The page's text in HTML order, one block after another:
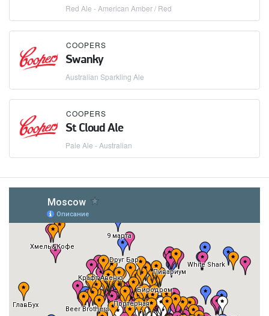
Red Ale - American Amber / Red
COOPERS
Swanky
Australian Sparkling Ale
COOPERS
St Cloud Ale
Pale Ale - Australian